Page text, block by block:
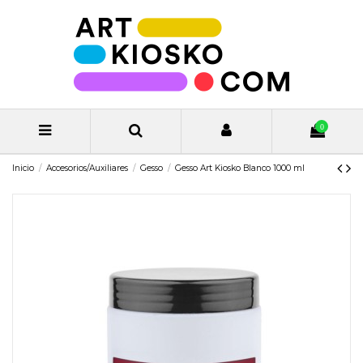
0
Inicio Accesorios/Auxiliares Gesso Gesso Art Kiosko Blanco 1000 ml